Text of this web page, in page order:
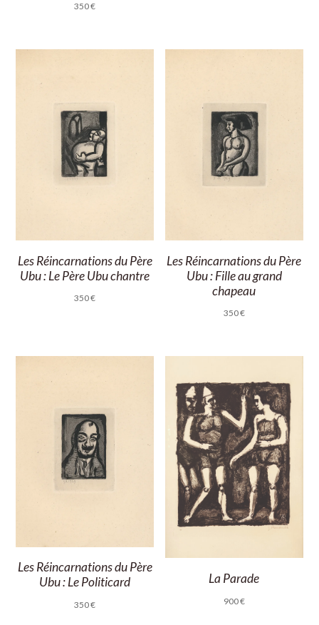
350€
Les Réincarnations du Père
Ubu : Le Père Ubu chantre
350€
Les Réincarnations du Père
Ubu : Fille au grand
chapeau
350€
Les Réincarnations du Père
Ubu : Le Politicard
350€
La Parade
900€